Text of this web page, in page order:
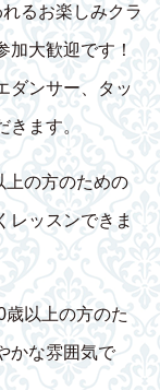
るお楽しみクラ
加大歓迎です！
ダンサー、タッ
きます。
上の方のための
レッスンできま
歳以上の方のた
かな雰囲気で